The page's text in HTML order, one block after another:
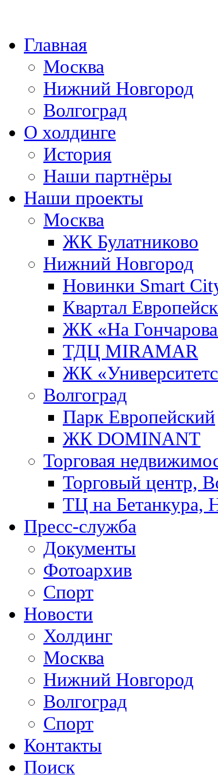
Главная
Москва
Нижний Новгород
Волгоград
О холдинге
История
Наши партнёры
Наши проекты
Москва
ЖК Булатниково
Нижний Новгород
Новинки Smart
Квартал
ЖК «На
ТДЦ MIRAMAR
ЖК
Волгоград
Парк Европейский
ЖК DOMINANT
Торговая
Торговый центр,
ТЦ на Бетанкура,
Пресс-служба
Документы
Фотоархив
Спорт
Новости
Холдинг
Москва
Нижний Новгород
Волгоград
Спорт
Контакты
Поиск